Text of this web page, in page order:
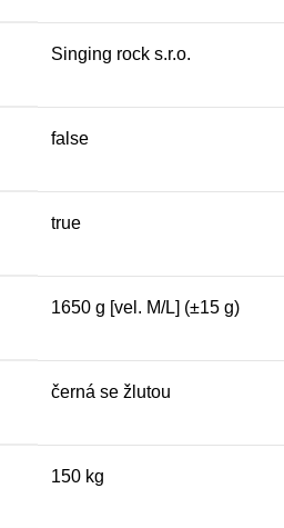
Singing rock s.r.o.
false
true
1650 g [vel. M/L] (±15 g)
černá se žlutou
150 kg